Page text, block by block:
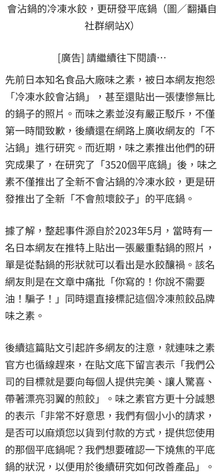
會沾鍋的冷凍水餃，更研發平底鍋（圖／翻攝自
社群網站X）
[廣告] 請繼續往下閱讀…
先前日本知名食品大廠味之素，被日本網友抱怨
「冷凍水餃會沾鍋」，甚至還貼出一張悽慘無比
的鍋子的照片。而味之素並沒有嚴正駁斥，不僅
第一時間致歉，後續還在網路上廣收網友的「不
沾鍋 」進行研究。而近期，味之素推出他們的研
究成果了，在研究了「3520個平底鍋」後，味之
素不僅推出了全新不會沾鍋的冷凍水餃，更是研
發推出了全新「不會煎壞餃子」的平底鍋。
據了解，整起事件源自於2023年5月，當時有一
名日本網友在推特上貼出一張嚴重黏鍋的照片，
單是從黏鍋的形狀就可以看出是水餃釀禍。該名
網友則是在文章中痛批「你寫的！你說不需要
油！騙子！」同時還直接標記這個冷凍煎餃品牌
味之素。
後續這篇貼文引起許多網友的注意，就連味之素
官方也循線趕來，在貼文底下留言表示「我們公
司的目標就是要向每個人提供完美、讓人驚喜、
帶著漂亮羽翼的煎餃」。味之素官方更十分誠懇
的表示「非常不好意思，我們有個小小的請求，
是否可以麻煩您以貨到付款的方式，提供您使用
的那個平底鍋呢？我們想要確認一下燒焦的平底
鍋的狀況，以便用於後續研究如何改善產品」。